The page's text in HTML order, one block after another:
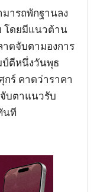
ารถพักฐานลง
โดยมีแนวต้าน
ดจับตามองการ
ป์ตีหนึ่งวันพุธ
ร์ คาดว่าราคา
บตาแนวรับ
นที